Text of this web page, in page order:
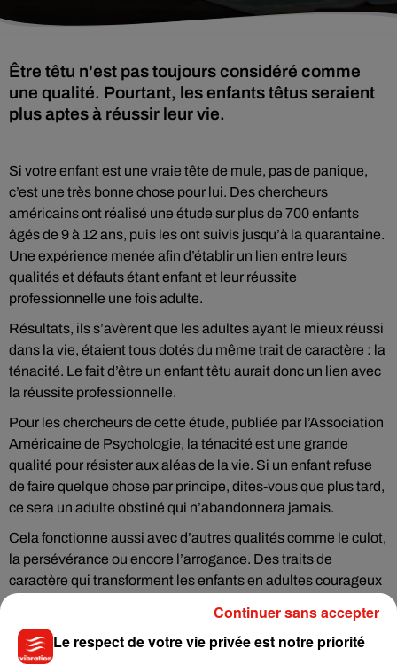
Être têtu n'est pas toujours considéré comme
une qualité. Pourtant, les enfants têtus seraient
plus aptes à réussir leur vie.
Si votre enfant est une vraie tête de mule, pas de panique,
c’est une très bonne chose pour lui. Des chercheurs
américains ont réalisé une étude sur plus de 700 enfants
âgés de 9 à 12 ans, puis les ont suivis jusqu’à la quarantaine.
Une expérience menée afin d’établir un lien entre leurs
qualités et défauts étant enfant et leur réussite
professionnelle une fois adulte.
Résultats, ils s’avèrent que les adultes ayant le mieux réussi
dans la vie, étaient tous dotés du même trait de caractère : la
ténacité. Le fait d’être un enfant têtu aurait donc un lien avec
la réussite professionnelle.
Pour les chercheurs de cette étude, publiée par l’Association
Américaine de Psychologie, la ténacité est une grande
qualité pour résister aux aléas de la vie. Si un enfant refuse
de faire quelque chose par principe, dites-vous que plus tard,
ce sera un adulte obstiné qui n’abandonnera jamais.
Cela fonctionne aussi avec d’autres qualités comme le culot,
la persévérance ou encore l’arrogance. Des traits de
caractère qui transforment les enfants en adultes courageux
Le respect de votre vie privée est notre priorité
Continuer sans accepter